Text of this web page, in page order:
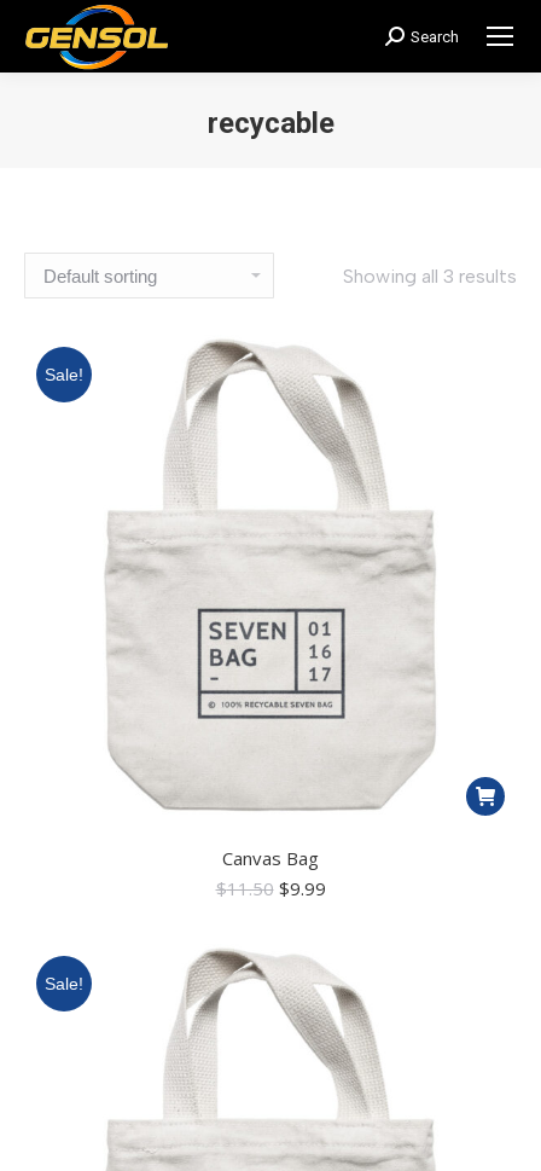
搜
索：
Search
recycable
Showing all 3 results
Sale!
Canvas Bag
$11.50 $9.99
Sale!